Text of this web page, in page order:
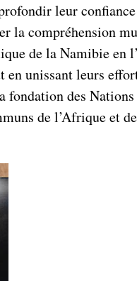
leur
la compréhension
de la Namibie en
en unissant leurs
fondation des
de l’Afrique et